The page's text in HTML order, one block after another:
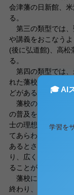
会津藩の日新館、
る。
第三の類型では、
や講義をおこなう
(後に弘道館)、高松
る。
第四の類型では、
れた藩校で、水戸
どがある。
藩校の発展期には
の普及を支えたも
士の理想とされた
てあらわれている
あるとされている
り、広く古今の事
ることが目的とさ
藩校において文武
終わり、大名が地
🎓 AI
学習を